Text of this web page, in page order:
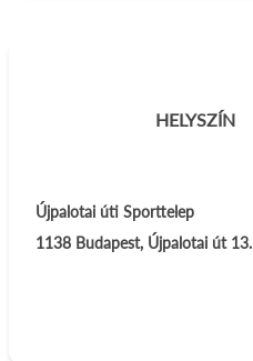
HELYSZÍN
Újpalotai úti Sporttelep
1138 Budapest, Újpalotai út 13.